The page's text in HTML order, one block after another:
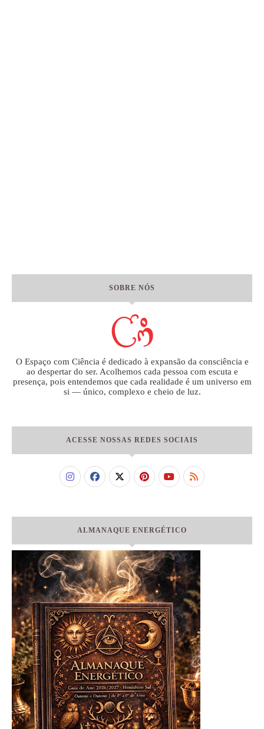
SOBRE NÓS
O Espaço com Ciência é dedicado à expansão da consciência e
ao despertar do ser. Acolhemos cada pessoa com escuta e
presença, pois entendemos que cada realidade é um universo em
si — único, complexo e cheio de luz.
ACESSE NOSSAS REDES SOCIAIS
ALMANAQUE ENERGÉTICO